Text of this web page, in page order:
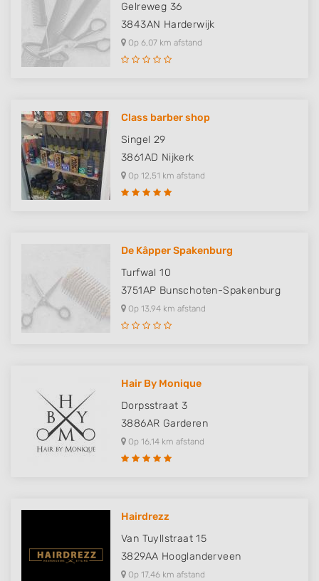
Gelreweg 36
3843AN Harderwijk
Op 6,07 km afstand
Class barber shop
Singel 29
3861AD Nijkerk
Op 12,51 km afstand
De Kâpper Spakenburg
Turfwal 10
3751AP Bunschoten-Spakenburg
Op 13,94 km afstand
Hair By Monique
Dorpsstraat 3
3886AR Garderen
Op 16,14 km afstand
Hairdrezz
Van Tuyllstraat 15
3829AA Hooglanderveen
Op 17,46 km afstand